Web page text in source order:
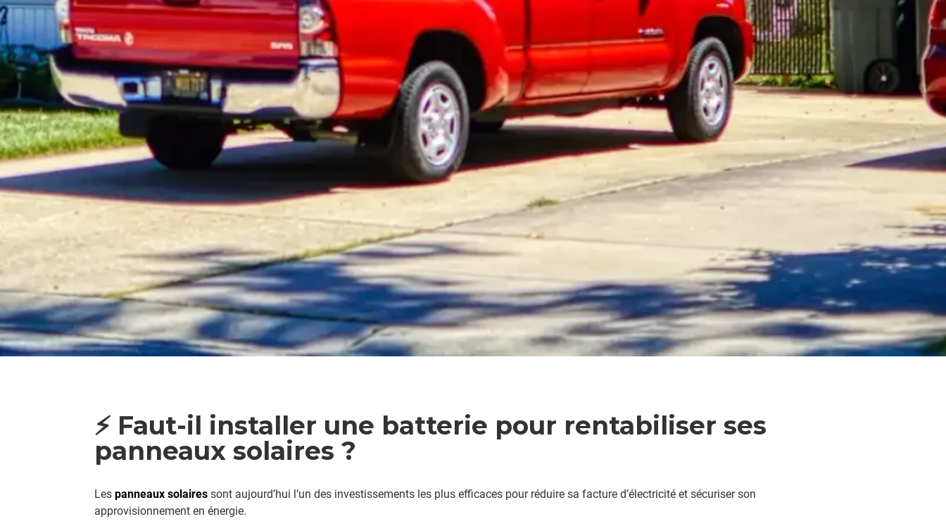
⚡️ Faut-il installer une batterie pour rentabiliser ses
panneaux solaires ?
Lespanneaux solaires sont aujourd’hui l’un des investissements les plus efficaces pour réduire sa facture d’électricité et sécuriser son
approvisionnement en énergie.